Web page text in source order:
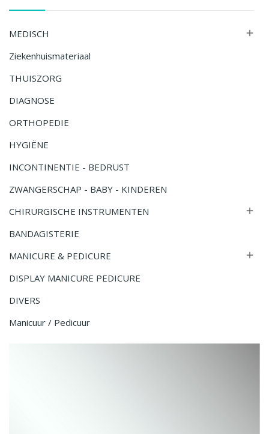
MEDISCH 
Ziekenhuismateriaal
THUISZORG
DIAGNOSE
ORTHOPEDIE
HYGIËNE
INCONTINENTIE - BEDRUST
ZWANGERSCHAP - BABY - KINDEREN
CHIRURGISCHE INSTRUMENTEN

BANDAGISTERIE
MANICURE & PEDICURE

DISPLAY MANICURE PEDICURE
DIVERS
Manicuur / Pedicuur